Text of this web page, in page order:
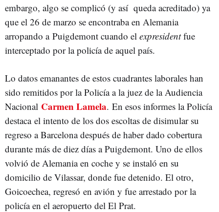
embargo, algo se complicó (y así queda acreditado) ya
que el 26 de marzo se encontraba en Alemania
arropando a Puigdemont cuando el expresidentfue
interceptado por la policía de aquel país.
Lo datos emanantes de estos cuadrantes laborales han
sido remitidos por la Policía a la juez de la Audiencia
Nacional Carmen Lamela. En esos informes la Policía
destaca el intento de los dos escoltas de disimular su
regreso a Barcelona después de haber dado cobertura
durante más de diez días a Puigdemont. Uno de ellos
volvió de Alemania en coche y se instaló en su
domicilio de Vilassar, donde fue detenido. El otro,
Goicoechea, regresó en avión y fue arrestado por la
policía en el aeropuerto del El Prat.